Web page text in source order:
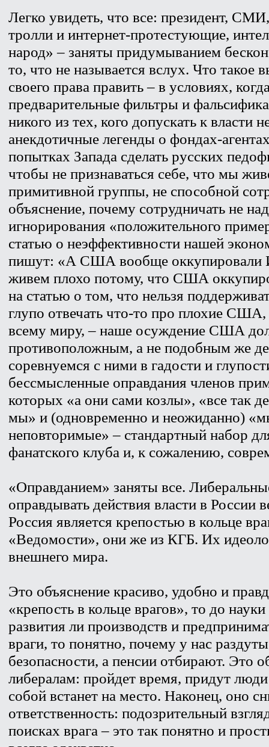
Легко увидеть, что все: президент,
тролли и интернет-протестующие,
народ» – заняты придумыванием
то, что не называется вслух. Что такое
своего права править – в условиях,
предварительные фильтры и
никого из тех, кого допускать к
анекдотичные легенды о фондах-
попытках Запада сделать русских
чтобы не признаваться себе, что мы
примитивной группы, не способной
объяснение, почему сотрудничать не
игнорирования «положительного
статью о неэффективности нашей
пишут: «А США вообще оккупировали
живем плохо потому, что США
на статью о том, что нельзя
глупо отвечать что-то про плохие
всему миру, – наше осуждение США
противоположным, а не подобным же
соревнуемся с ними в гадости и
бессмысленные оправдания членов
которых «а они сами козлы», «все так
мы» и (одновременно и неожиданно)
неповторимые» – стандартный набор
фанатского клуба и, к сожалению,
«Оправданием» заняты все.
оправдывать действия власти в России
Россия является крепостью в кольце
«Ведомости», они же из КГБ. Их
внешнего мира.
Это объяснение красиво, удобно и
«крепость в кольце врагов», то до
развития ли производств и
враги, то понятно, почему у нас
безопасности, а пенсии отбирают. Это
либералам: пройдет время, придут
собой встанет на место. Наконец, оно
ответственность: подозрительный
поисках врага – это так понятно и